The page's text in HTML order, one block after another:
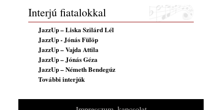
2026. augusztus 01.
Vér, tornádó és jazz – megjelent a Daveform
Quintet és Kurt Rosenwinkel közös
lemezének új előfutára, a Sharknado
2026. július 31.
A Grencsoport Lewis Jordan-nel a
2026. július 31.
Interjú fiatalokkal
JazzUp – Liska Szilárd Lél
JazzUp - Jónás Fülöp
JazzUp – Vajda Attila
JazzUp – Jónás Géza
JazzUp – Németh Bendegúz
További interjúk